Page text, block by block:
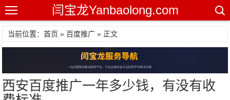
闫宝龙Yanbaolong.com
当前位置：首页 » 百度推广 » 正文
西安百度推广一年多少钱，有没有收